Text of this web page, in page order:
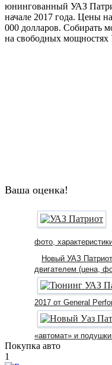
юнингованный УАЗ
начале 2017 года. Цены
000 долларов. Собирать
на свободных мощностях
Ваша оценка!
фото,
Новый УАЗ
двигателем (цена,
2017 от General
«автомат» и
Покупка авто
1